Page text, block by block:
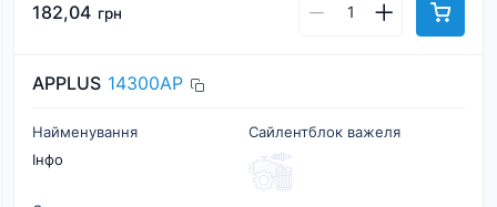
182,04 грн
APPLUS 14300AP
Найменування
Сайлентблок важеля
Інфо